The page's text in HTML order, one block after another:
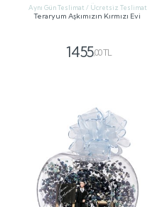
Aynı Gün Teslimat / Ücretsiz Teslimat
Teraryum Aşkımızın Kırmızı Evi
1455,00 TL